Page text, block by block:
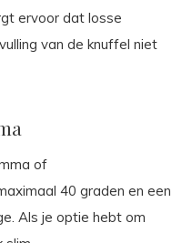
ervoor dat losse
van de knuffel niet
of
40 graden en een
Als je optie hebt om